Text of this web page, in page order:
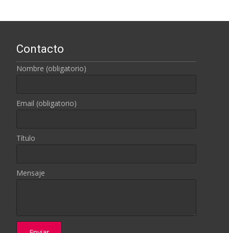
Contacto
Nombre (obligatorio)
Email (obligatorio)
Título
Mensaje